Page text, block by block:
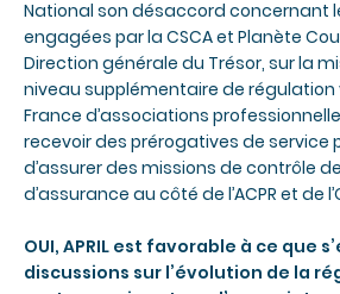
National son désaccord concernant
engagées par la CSCA et Planète
Direction générale du Trésor, sur la
niveau supplémentaire de régulation
France d’associations
recevoir des prérogatives de service
d’assurer des missions de contrôle
d’assurance au côté de l’ACPR et de
OUI, APRIL est favorable à ce que
discussions sur l’évolution de la